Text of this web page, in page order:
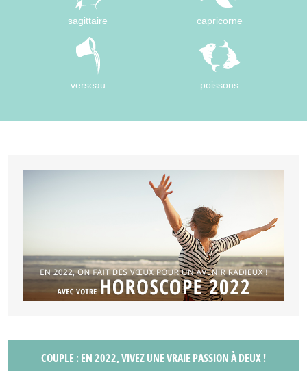
sagittaire capricorne
verseau poissons
COUPLE : EN 2022, VIVEZ UNE VRAIE PASSION À DEUX !